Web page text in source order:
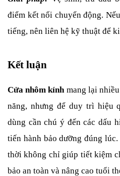
điểm kết nối chuyển động.
tiếng, nên liên hệ kỹ thuật để
Kết luận
Cửa nhôm kính mang lại
năng, nhưng để duy trì hiệu
dùng cần chú ý đến các dấu
tiến hành bảo dưỡng đúng
thời không chỉ giúp tiết kiệm
bảo an toàn và nâng cao tuổi